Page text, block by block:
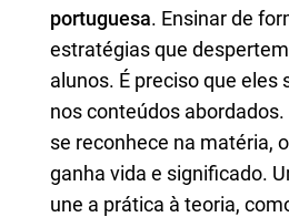
portuguesa. Ensinar de
estratégias que
alunos. É preciso que eles
nos conteúdos
se reconhece na matéria,
ganha vida e significado.
une a prática à teoria,